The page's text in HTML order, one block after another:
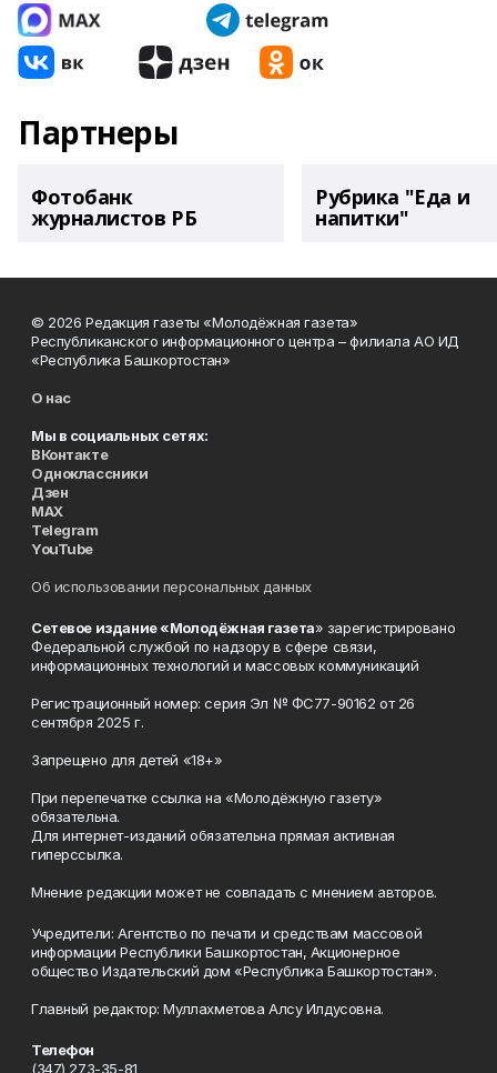
Партнеры
Фотобанк
журналистов РБ
Рубрика "Еда и
напитки"
© 2026 Редакция газеты «Молодёжная газета»
Республиканского информационного центра – филиала АО ИД
«Республика Башкортостан»
О нас
Мы в социальных сетях:
ВКонтакте
Одноклассники
Дзен
MAX
Telegram
YouTube
Об использовании персональных данных
Сетевое издание «Молодёжная газета» зарегистрировано
Федеральной службой по надзору в сфере связи,
информационных технологий и массовых коммуникаций
Регистрационный номер: серия Эл № ФС77-90162 от 26
сентября 2025 г.
Запрещено для детей «18+»
При перепечатке ссылка на «Молодёжную газету»
обязательна.
Для интернет-изданий обязательна прямая активная
гиперссылка.
Мнение редакции может не совпадать с мнением авторов.
Учредители: Агентство по печати и средствам массовой
информации Республики Башкортостан, Акционерное
общество Издательский дом «Республика Башкортостан».
Главный редактор: Муллахметова Алсу Илдусовна.
Телефон
(347) 273-35-81